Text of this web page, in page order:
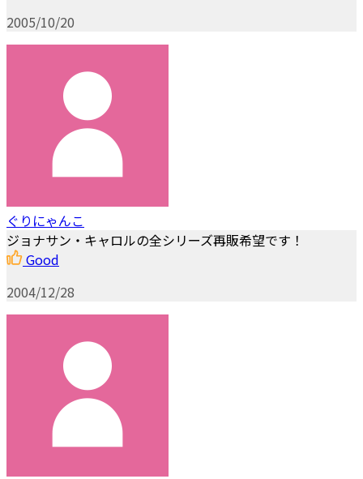
2005/10/20
ぐりにゃんこ
ジョナサン・キャロルの全シリーズ再販希望です！
Good
2004/12/28